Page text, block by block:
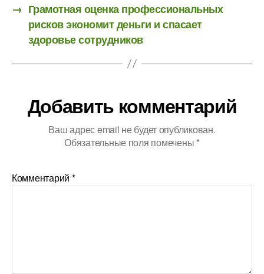
→ Грамотная оценка профессиональных
рисков экономит деньги и спасает
здоровье сотрудников
Добавить комментарий
Ваш адрес email не будет опубликован.
Обязательные поля помечены *
Комментарий *